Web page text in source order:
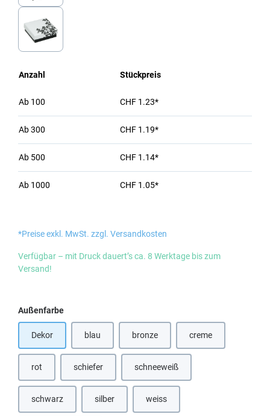
Anzahl Stückpreis
Ab 100 CHF 1.23*
Ab300 CHF 1.19*
Ab 500 CHF 1.14*
Ab 1000 CHF 1.05*
*Preise exkl. MwSt. zzgl. Versandkosten
Verfügbar – mit Druck dauert’s ca. 8 Werktage bis zum
Versand!
Außenfarbeauswählen
Dekor blau(Diese Option ist zurzeit nicht verfügbar.)
bronze(Diese Option ist zurzeit nicht
creme(Diese Option ist
rot schiefer schneeweiß
schwarz silber weiss(Diese Option ist zurzeit nicht